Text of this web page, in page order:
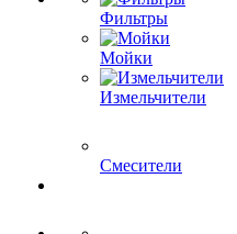
Фильтры
Мойки
Измельчители
Смесители